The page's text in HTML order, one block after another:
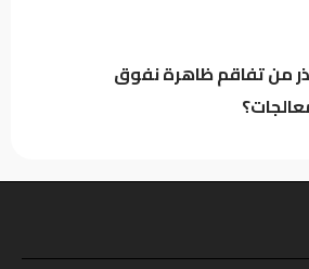
من تفاقم ظاهرة نفوق